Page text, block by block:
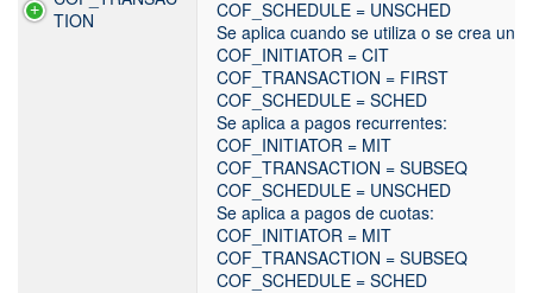
TION
COF_SCHEDULE = UNSCHED
Se aplica cuando se utiliza o se crea un
COF_INITIATOR = CIT
COF_TRANSACTION = FIRST
COF_SCHEDULE = SCHED
Se aplica a pagos recurrentes:
COF_INITIATOR = MIT
COF_TRANSACTION = SUBSEQ
COF_SCHEDULE = UNSCHED
Se aplica a pagos de cuotas:
COF_INITIATOR = MIT
COF_TRANSACTION = SUBSEQ
COF_SCHEDULE = SCHED